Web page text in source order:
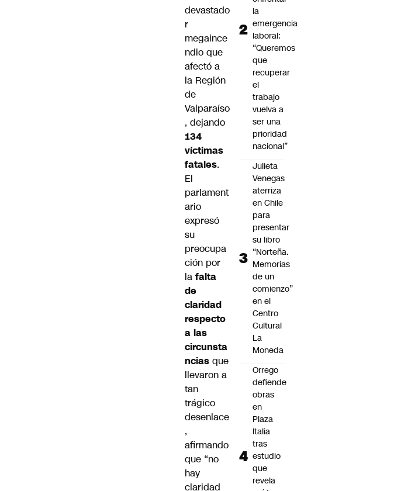
devastado
r
megaince
ndio que
afectó a
la Región
de
Valparaíso
, dejando
134
víctimas
fatales.
El
parlament
ario
expresó
su
preocupa
ción por
la falta
de
claridad
respecto
a las
circunsta
ncias que
llevaron a
tan
trágico
desenlace
,
afirmando
que “no
hay
claridad
la
emergencia
laboral:
“Queremos
que
recuperar
el
trabajo
vuelva a
ser una
prioridad
nacional”
Julieta
Venegas
aterriza
en Chile
para
presentar
su libro
“Norteña.
Memorias
de un
comienzo”
en el
Centro
Cultural
La
Moneda
Orrego
defiende
obras
en
Plaza
Italia
tras
estudio
que
revela